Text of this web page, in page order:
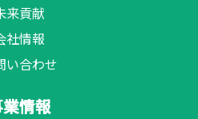
来貢献
社情報
い合わせ
情報